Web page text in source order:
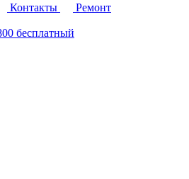
Контакты
Ремонт
бесплатный